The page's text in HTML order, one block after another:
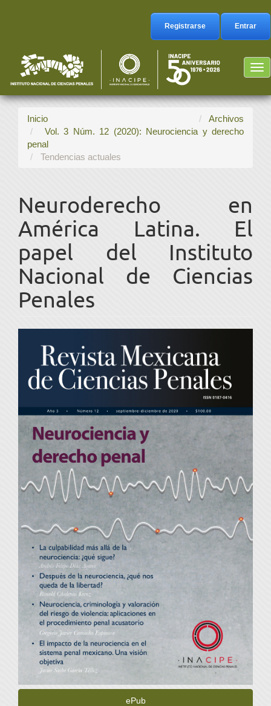
Barra
lateral
Registrarse Entrar
Inicio
Archivos
Vol. 3 Núm. 12 (2020): Neurociencia y derecho
penal
Tendencias actuales
Neuroderecho en
América Latina. El
papel del Instituto
Nacional de Ciencias
Penales
lateral
del
ePub